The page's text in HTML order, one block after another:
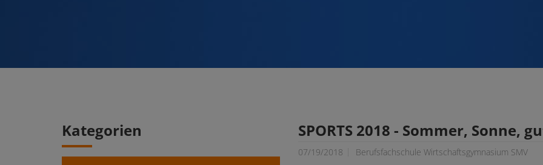
Kategorien SPORTS 2018 - Sommer, Sonne,
07/19/2018
Berufsfachschule Wirtschaftsgymnasium SMV